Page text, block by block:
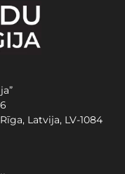
Latvija, LV-1084